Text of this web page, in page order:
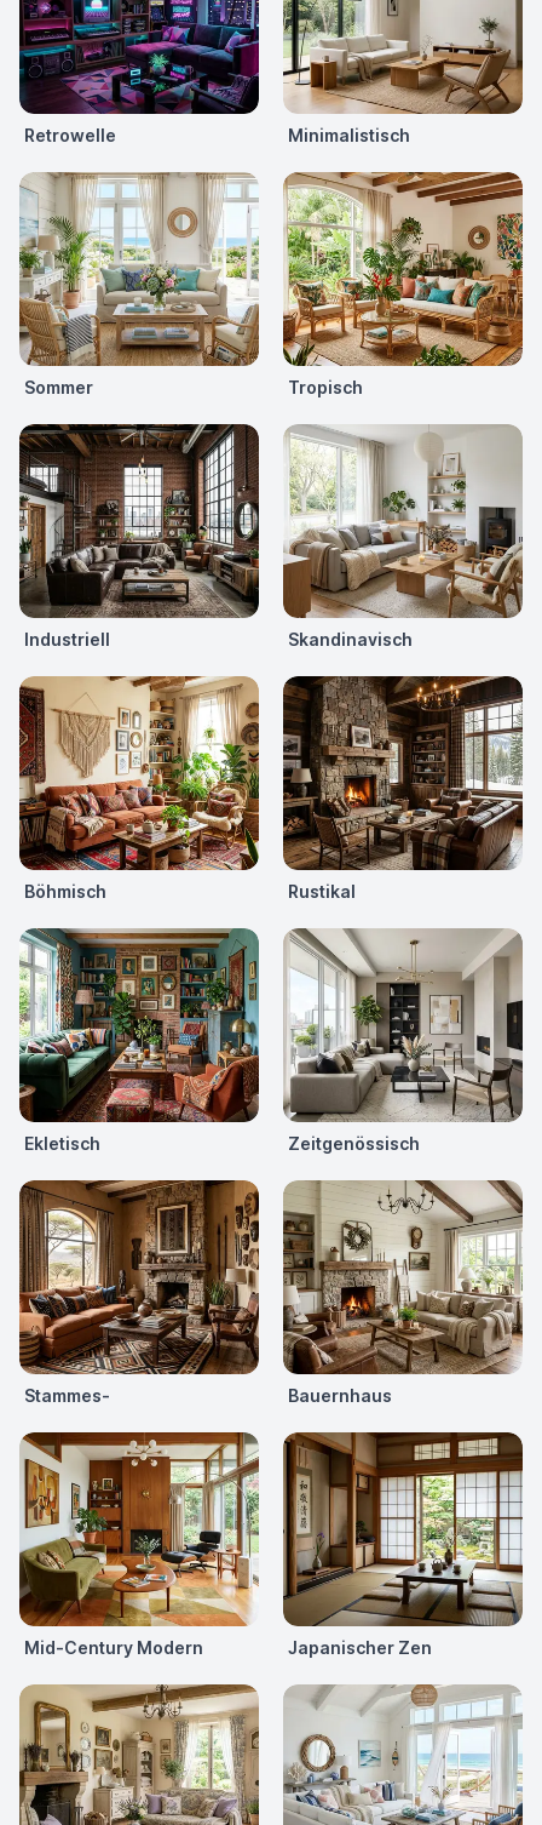
Retrowelle Minimalistisch
Sommer Tropisch
Industriell Skandinavisch
Böhmisch Rustikal
Ekletisch Zeitgenössisch
Stammes- Bauernhaus
Mid-Century Modern Japanischer Zen